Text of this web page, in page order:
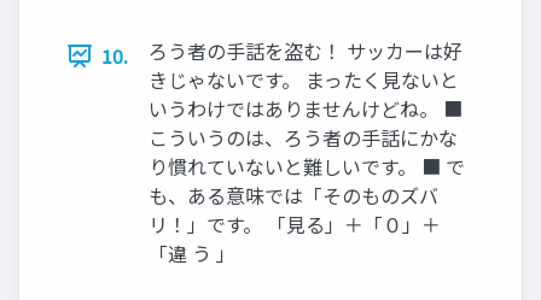
10.
ろう者の手話を盗む！ サッカーは好
きじゃないです。 まったく見ないと
いうわけではありませんけどね。 ■
こういうのは、ろう者の手話にかな
り慣れていないと難しいです。 ■ で
も、ある意味では「そのものズバ
リ！」です。 「見る」＋「０」＋
「違 う 」